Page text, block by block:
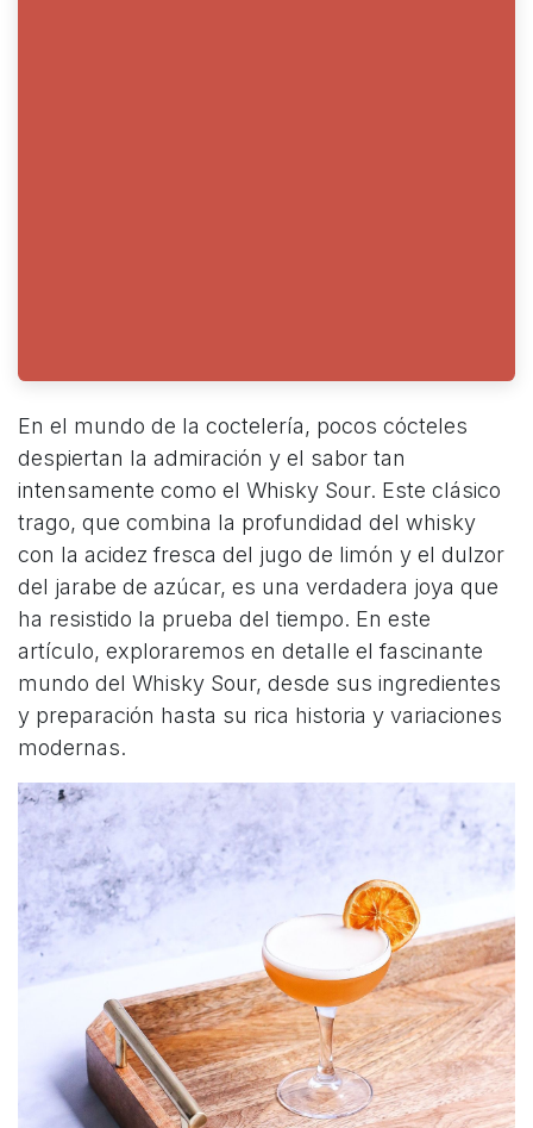
En el mundo de la coctelería, pocos cócteles
despiertan la admiración y el sabor tan
intensamente como el Whisky Sour. Este clásico
trago, que combina la profundidad del whisky
con la acidez fresca del jugo de limón y el dulzor
del jarabe de azúcar, es una verdadera joya que
ha resistido la prueba del tiempo. En este
artículo, exploraremos en detalle el fascinante
mundo del Whisky Sour, desde sus ingredientes
y preparación hasta su rica historia y variaciones
modernas.